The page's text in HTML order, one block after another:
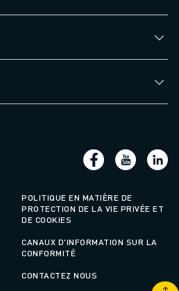
POLITIQUE EN MATIÈRE DE
PROTECTION DE LA VIE PRIVÉE ET
DE COOKIES
CANAUX D'INFORMATION SUR LA
CONFORMITÉ
CONTACTEZ NOUS